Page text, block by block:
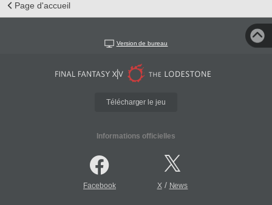
Page d'accueil
Version de bureau
Télécharger le jeu
Informations officielles
Facebook X/ News